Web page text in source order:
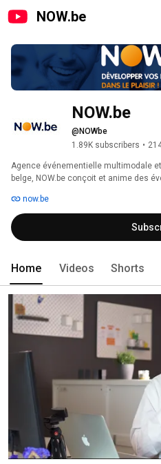
NOW.be
NOW.be
@NOWbe
1.89K subscribers •
Agence événementielle multimodale
belge, NOW.be conçoit et anime des
mixent toutes les modalités et formes
now.be
Home Videos Shorts